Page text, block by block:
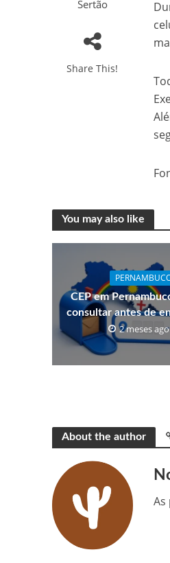
Sertão
Share This!
You may also like
CEP em
consultar antes de
2 meses ago
About the author